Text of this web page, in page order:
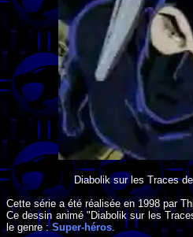
Diabolik sur les Traces
Cette série a été réalisée en 1998 par
Ce dessin animé "Diabolik sur les
le genre :Super-héros.